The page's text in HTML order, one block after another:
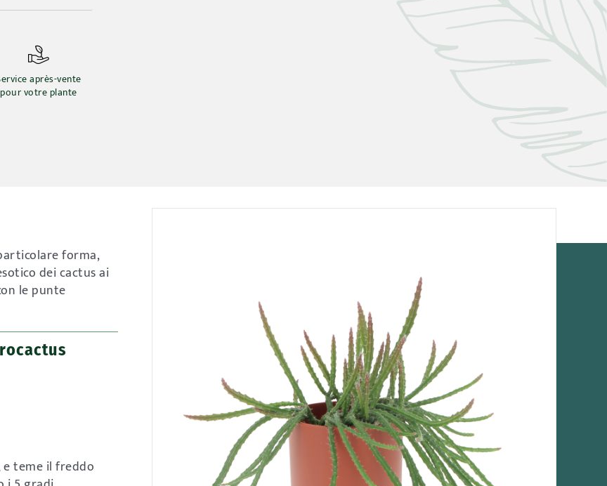
après-vente
pour votre plante
forma,
dei cactus ai
le punte
e teme il freddo